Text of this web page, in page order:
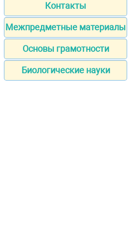
Контакты
Межпредметные материалы
Основы грамотности
Биологические науки